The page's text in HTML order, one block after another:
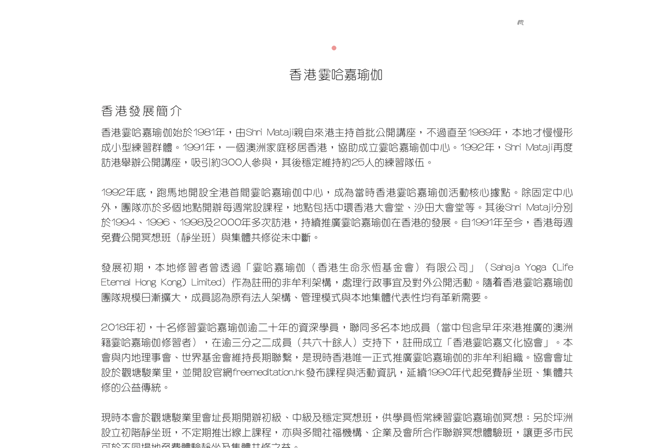
香港發展簡介
香港霎哈嘉瑜伽始於1981年，由Shri Mataji親自來港主持首批公開講座，不過直至1989年，本地才慢慢形
成小型練習群體。1991年，一個澳洲家庭移居香港，協助成立霎哈嘉瑜伽中心。1992年，Shri Mataji再度
訪港舉辦公開講座，吸引約300人參與，其後穩定維持約25人的練習隊伍。
1992年底，跑馬地開設全港首間霎哈嘉瑜伽中心，成為當時香港霎哈嘉瑜伽活動核心據點。除固定中心
外，團隊亦於多個地點開辦每週常設課程，地點包括中環香港大會堂、沙田大會堂等。其後Shri Mataji分別
於1994、1996、1998及2000年多次訪港，持續推廣霎哈嘉瑜伽在香港的發展。自1991年至今，香港每週
免費公開冥想班（靜坐班）與集體共修從未中斷。
發展初期，本地修習者曾透過「霎哈嘉瑜伽（香港生命永恆基金會）有限公司」（Sahaja Yoga (Life
Eternal Hong Kong) Limited）作為註冊的非牟利架構，處理行政事宜及對外公開活動。隨着香港霎哈嘉瑜伽
團隊規模日漸擴大，成員認為原有法人架構、管理模式與本地集體代表性均有革新需要。
2018年初，十名修習霎哈嘉瑜伽逾二十年的資深學員，聯同多名本地成員（當中包含早年來港推廣的澳洲
籍霎哈嘉瑜伽修習者），在逾三分之二成員（共六十餘人）支持下，註冊成立「香港霎哈嘉文化協會」。本
會與內地理事會、世界基金會維持長期聯繫，是現時香港唯一正式推廣霎哈嘉瑜伽的非牟利組織。協會會址
設於觀塘駿業里，並開設官網freemeditation.hk發布課程與活動資訊，延續1990年代起免費靜坐班、集體共
修的公益傳統。
現時本會於觀塘駿業里會址長期開辦初級、中級及穩定冥想班，供學員恆常練習霎哈嘉瑜伽冥想；另於坪洲
設立初階靜坐班，不定期推出線上課程，亦與多間社福機構、企業及會所合作聯辦冥想體驗班，讓更多市民
香港霎哈嘉瑜伽